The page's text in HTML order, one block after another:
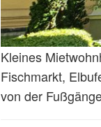
Kleines
Fischmarkt,
von der